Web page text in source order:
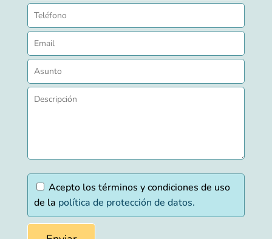
Acepto los términos y condiciones de uso
de la política de protección de datos.